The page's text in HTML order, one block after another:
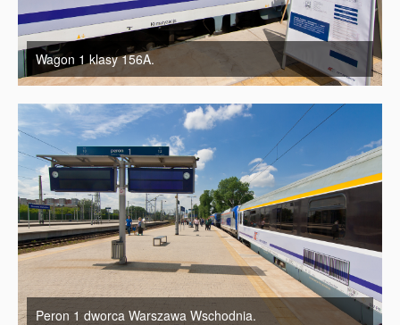
Wagon 1 klasy 156A.
Peron 1 dworca Warszawa Wschodnia.